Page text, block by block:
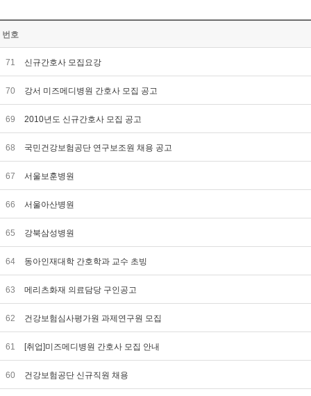
번호
71 신규간호사 모집요강
70 강서 미즈메디병원 간호사 모집 공고
69 2010년도 신규간호사 모집 공고
68 국민건강보험공단 연구보조원 채용 공고
67 서울보훈병원
66 서울아산병원
65 강북삼성병원
64 동아인재대학 간호학과 교수 초빙
63 메리츠화재 의료담당 구인공고
62 건강보험심사평가원 과제연구원 모집
61 [취업]미즈메디병원 간호사 모집 안내
60 건강보험공단 신규직원 채용